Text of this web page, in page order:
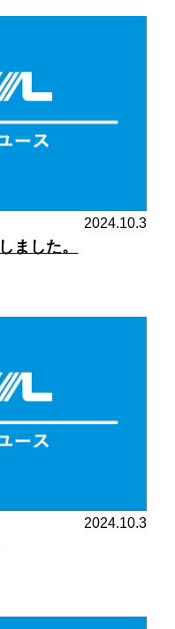
2024.10.3
ました。
2024.10.3